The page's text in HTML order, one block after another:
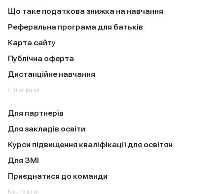
Що таке податкова знижка на навчання
Реферальна програма для батьків
Карта сайту
Публічна оферта
Дистанційне навчання
Співпраця
Для партнерів
Для закладів освіти
Курси підвищення кваліфікації для освітян
Для ЗМІ
Приєднатися до команди
Контакти